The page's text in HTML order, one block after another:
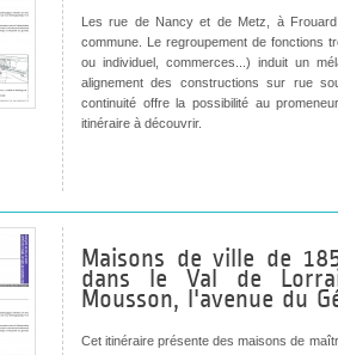
Les rue de Nancy et de Metz, à
commune. Le regroupement de fonctions
ou individuel, commerces...) induit un
alignement des constructions sur rue
continuité offre la possibilité au
itinéraire à découvrir.
Maisons de ville de
dans le Val de
Mousson, l'avenue du
Cet itinéraire présente des maisons de